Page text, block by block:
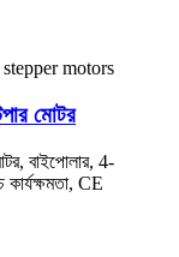
মোটর
বাইপোলার, 4-
কার্যক্ষমতা, CE